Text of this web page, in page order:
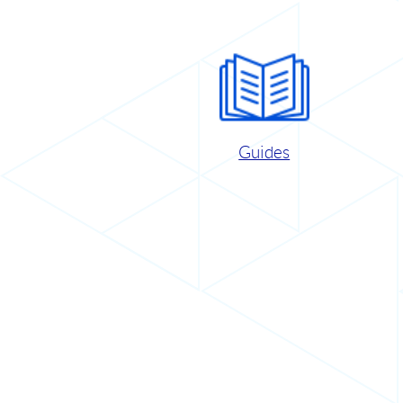
Guides